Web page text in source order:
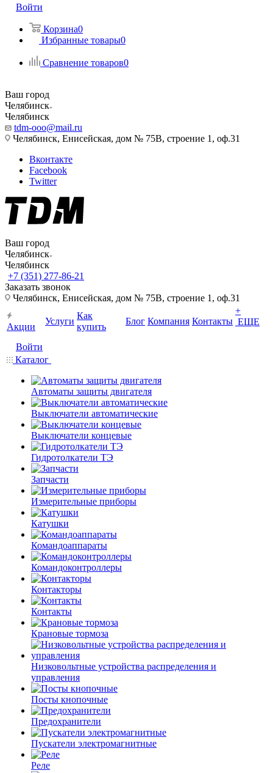
Войти
Корзина0
Избранные товары0
Сравнение товаров0
Ваш город
Челябинск
Челябинск
tdm-ooo@mail.ru
Челябинск, Енисейская, дом № 75В, строение 1, оф.31
Вконтакте
Facebook
Twitter
Ваш город
Челябинск
Челябинск
+7 (351) 277-86-21
Заказать звонок
Челябинск, Енисейская, дом № 75В, строение 1, оф.31
Акции
Услуги
Как
купить
Блог Компания Контакты
+
ЕЩЕ
Войти
Каталог
Автоматы защиты двигателя
Выключатели автоматические
Выключатели концевые
Гидротолкатели ТЭ
Запчасти
Измерительные приборы
Катушки
Командоаппараты
Командоконтроллеры
Контакторы
Контакты
Крановые тормоза
Низковольтные устройства распределения и
управления
Посты кнопочные
Предохранители
Пускатели электромагнитные
Реле